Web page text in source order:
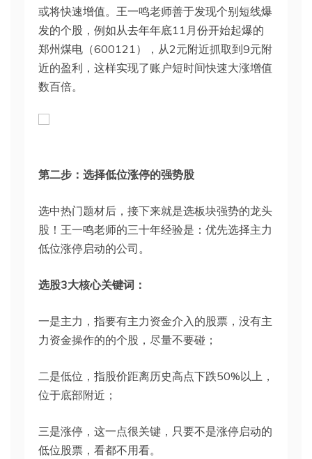
或将快速增值。王一鸣老师善于发现个别短线爆
发的个股，例如从去年年底11月份开始起爆的
郑州煤电（600121），从2元附近抓取到9元附
近的盈利，这样实现了账户短时间快速大涨增值
数百倍。
第二步：选择低位涨停的强势股
选中热门题材后，接下来就是选板块强势的龙头
股！王一鸣老师的三十年经验是：优先选择主力
低位涨停启动的公司。
选股3大核心关键词：
一是主力，指要有主力资金介入的股票，没有主
力资金操作的的个股，尽量不要碰；
二是低位，指股价距离历史高点下跌50%以上，
位于底部附近；
三是涨停，这一点很关键，只要不是涨停启动的
低位股票，看都不用看。